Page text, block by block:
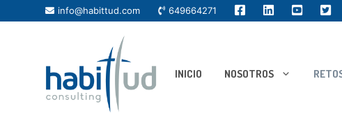
info@habittud.com 649664271
INICIO NOSOTROS